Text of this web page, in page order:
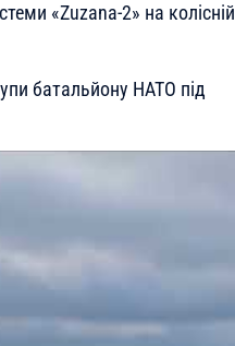
«Zuzana-2» на колісній
батальйону НАТО під